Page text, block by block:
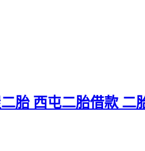
胎 西屯二胎借款 二